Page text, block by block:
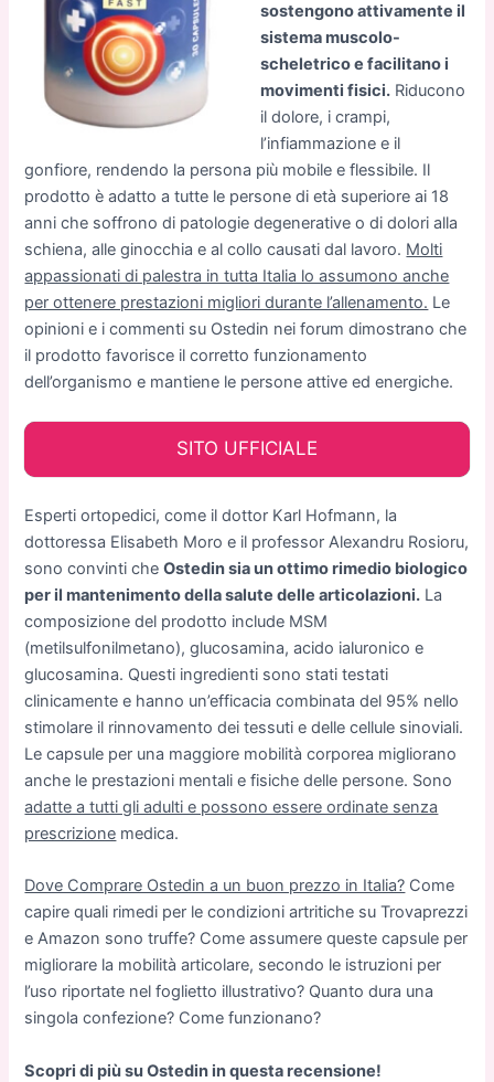
sostengono attivamente il
sistema muscolo-
scheletrico e facilitano i
movimenti fisici. Riducono
il dolore, i crampi,
l’infiammazione e il
gonfiore, rendendo la persona più mobile e flessibile. Il
prodotto è adatto a tutte le persone di età superiore ai 18
anni che soffrono di patologie degenerative o di dolori alla
schiena, alle ginocchia e al collo causati dal lavoro. Molti
appassionati di palestra in tutta Italia lo assumono anche
per ottenere prestazioni migliori durante l’allenamento. Le
opinioni e i commenti su Ostedin nei forum dimostrano che
il prodotto favorisce il corretto funzionamento
dell’organismo e mantiene le persone attive ed energiche.
SITO UFFICIALE
Esperti ortopedici, come il dottor Karl Hofmann, la
dottoressa Elisabeth Moro e il professor Alexandru Rosioru,
sono convinti cheOstedin sia un ottimo rimedio biologico
per il mantenimento della salute delle articolazioni. La
composizione del prodotto include MSM
(metilsulfonilmetano), glucosamina, acido ialuronico e
glucosamina. Questi ingredienti sono stati testati
clinicamente e hanno un’efficacia combinata del 95% nello
stimolare il rinnovamento dei tessuti e delle cellule sinoviali.
Le capsule per una maggiore mobilità corporea migliorano
anche le prestazioni mentali e fisiche delle persone. Sono
adatte a tutti gli adulti e possono essere ordinate senza
prescrizione medica.
Dove Comprare Ostedin a un buon prezzo in Italia? Come
capire quali rimedi per le condizioni artritiche su Trovaprezzi
e Amazon sono truffe? Come assumere queste capsule per
migliorare la mobilità articolare, secondo le istruzioni per
l’uso riportate nel foglietto illustrativo? Quanto dura una
singola confezione? Come funzionano?
Scopri di più su Ostedin in questa recensione!